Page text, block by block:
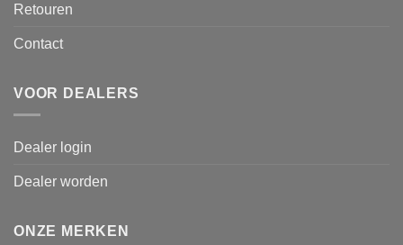
Retouren
Contact
VOOR DEALERS
Dealer login
Dealer worden
ONZE MERKEN